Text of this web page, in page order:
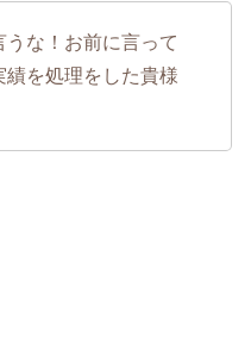
うな！お前に言って
績を処理をした貴様